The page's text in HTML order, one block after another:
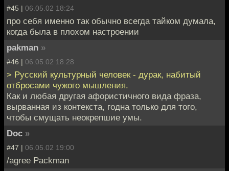
#45 | 06.05.02 18:24
про себя именно так обычно всегда тайком думала,
когда была в плохом настроении
pakman »
#46 | 06.05.02 18:28
> Русский культурный человек - дурак, набитый
отбросами чужого мышления.
Как и любая другая афористичного вида фраза,
вырванная из контекста, годна только для того,
чтобы смущать неокрепшие умы.
Doc »
#47 | 06.05.02 19:00
/agree Packman